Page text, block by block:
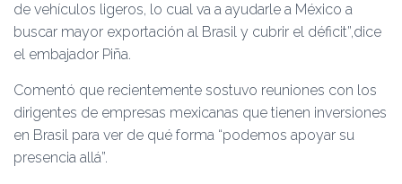
de vehículos ligeros, lo cual va a ayudarle a México a
buscar mayor exportación al Brasil y cubrir el déficit”,dice
el embajador Piña.
Comentó que recientemente sostuvo reuniones con los
dirigentes de empresas mexicanas que tienen inversiones
en Brasil para ver de qué forma “podemos apoyar su
presencia allá”.